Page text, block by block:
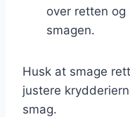
over retten
smagen.
Husk at smage
justere
smag.